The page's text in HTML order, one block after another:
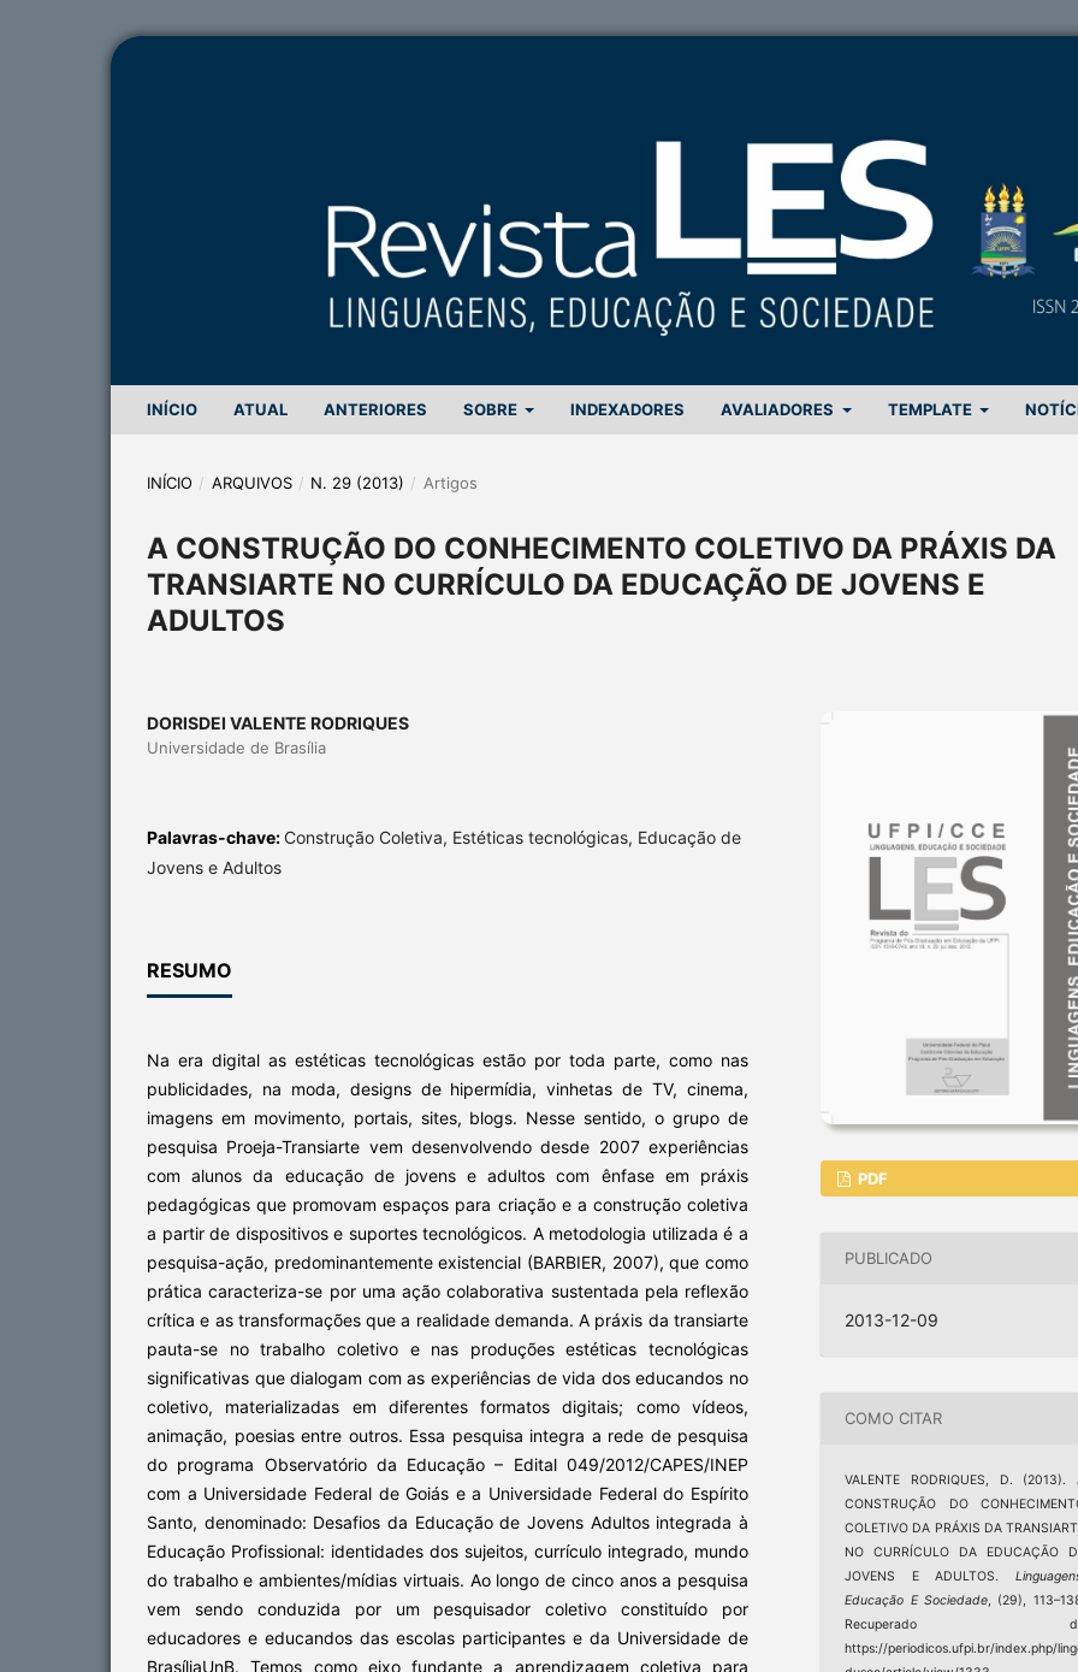
INÍCIO ATUAL ANTERIORES SOBRE INDEXADORES AVALIADORES TEMPLATE
INÍCIO / ARQUIVOS / N. 29 (2013) / Artigos
A CONSTRUÇÃO DO CONHECIMENTO COLETIVO DA PRÁXIS DA
TRANSIARTE NO CURRÍCULO DA EDUCAÇÃO DE JOVENS E
ADULTOS
DORISDEI VALENTE RODRIQUES
Universidade de Brasília
Palavras-chave: Construção Coletiva, Estéticas tecnológicas, Educação de
Jovens e Adultos
RESUMO
Na era digital as estéticas tecnológicas estão por toda parte, como nas
publicidades, na moda, designs de hipermídia, vinhetas de TV, cinema,
imagens em movimento, portais, sites, blogs. Nesse sentido, o grupo de
pesquisa Proeja-Transiarte vem desenvolvendo desde 2007 experiências
com alunos da educação de jovens e adultos com ênfase em práxis
pedagógicas que promovam espaços para criação e a construção coletiva
a partir de dispositivos e suportes tecnológicos. A metodologia utilizada é a
pesquisa-ação, predominantemente existencial (BARBIER, 2007), que como
prática caracteriza-se por uma ação colaborativa sustentada pela reflexão
crítica e as transformações que a realidade demanda. A práxis da transiarte
pauta-se no trabalho coletivo e nas produções estéticas tecnológicas
significativas que dialogam com as experiências de vida dos educandos no
coletivo, materializadas em diferentes formatos digitais; como vídeos,
animação, poesias entre outros. Essa pesquisa integra a rede de pesquisa
do programa Observatório da Educação – Edital 049/2012/CAPES/INEP
com a Universidade Federal de Goiás e a Universidade Federal do Espírito
Santo, denominado: Desafios da Educação de Jovens Adultos integrada à
Educação Profissional: identidades dos sujeitos, currículo integrado, mundo
do trabalho e ambientes/mídias virtuais. Ao longo de cinco anos a pesquisa
vem sendo conduzida por um pesquisador coletivo constituído por
educadores e educandos das escolas participantes e da Universidade de
BrasíliaUnB. Temos como eixo fundante a aprendizagem coletiva para
PDF
PUBLICADO
2013-12-09
COMO CITAR
VALENTE RODRIQUES, D. (2013).
CONSTRUÇÃO DO
COLETIVO DA PRÁXIS DA
NO CURRÍCULO DA EDUCAÇÃO
JOVENS E ADULTOS.
Educação E Sociedade, (29),
Recuperado
https://periodicos.ufpi.br/index.php/